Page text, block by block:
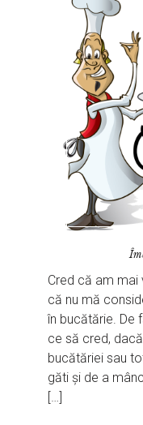
Cred că am
că nu mă
în bucătărie. De
ce să cred,
bucătăriei sau
găti și de a
[…]